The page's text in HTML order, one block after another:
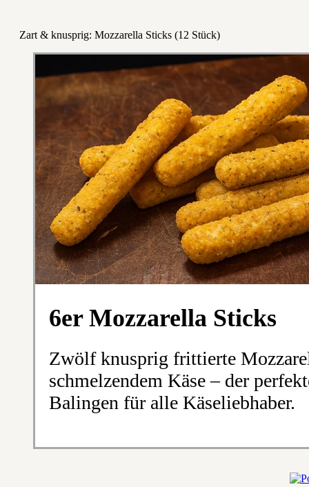
Zart & knusprig: Mozzarella Sticks (12 Stück)
6er Mozzarella Sticks
Zwölf knusprig frittierte
schmelzendem Käse – der
Balingen für alle Käseliebhaber.